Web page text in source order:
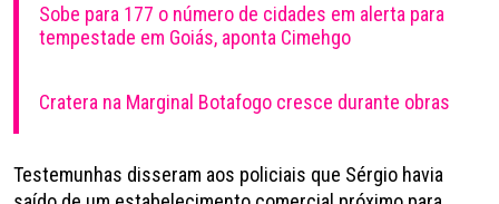
Sobe para 177 o número de cidades em alerta para
tempestade em Goiás, aponta Cimehgo
Cratera na Marginal Botafogo cresce durante obras
Testemunhas disseram aos policiais que Sérgio havia